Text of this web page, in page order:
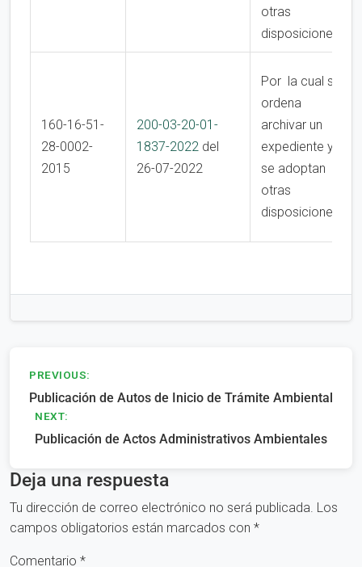
otras
disposiciones
160-16-51-
28-0002-
2015
200-03-20-01-
1837-2022del
26-07-2022
Por la cual se
ordena
archivar un
expediente y
se adoptan
otras
disposiciones
Navegación
de
entradas
PREVIOUS:
Publicación de Autos de Inicio de Trámite Ambiental
NEXT:
Publicación de Actos Administrativos Ambientales
Deja una respuesta
Tu dirección de correo electrónico no será publicada. Los
campos obligatorios están marcados con *
Comentario *